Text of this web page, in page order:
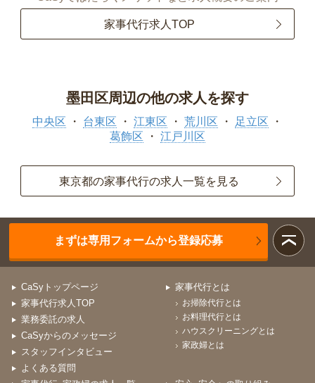
家事代行求人TOP
墨田区周辺の他の求人を探す
中央区 台東区 江東区 荒川区
足立区
葛飾区
江戸川区
東京都の家事代行の求人一覧を見る
まずは専用フォームから登録応募
CaSyトップページ
家事代行求人TOP
業務委託の求人
CaSyからのメッセージ
スタッフインタビュー
よくある質問
家事代行とは
お掃除代行とは
お料理代行とは
ハウスクリーニングとは
家政婦とは